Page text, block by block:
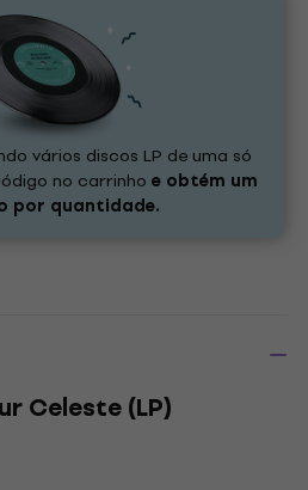
vários discos LP de uma só
no carrinho e obtém um
por quantidade.
Celeste (LP)